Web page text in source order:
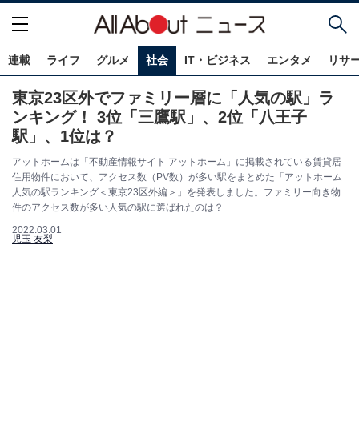
連載 ライフ グルメ 社会 IT・ビジネス エンタメ リサ
東京23区外でファミリー層に「人気の駅」ラ
ンキング！ 3位「三鷹駅」、2位「八王子
駅」、1位は？
アットホームは「不動産情報サイト アットホーム」に掲載されている賃貸居
住用物件において、アクセス数（PV数）が多い駅をまとめた「アットホーム
人気の駅ランキング＜東京23区外編＞」を発表しました。ファミリー向き物
件のアクセス数が多い人気の駅に選ばれたのは？
2022.03.01
児玉 友梨